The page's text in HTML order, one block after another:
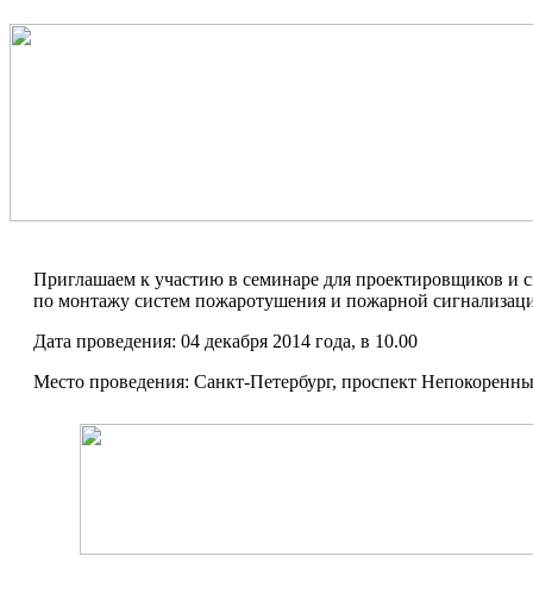
Приглашаем к участию в семинаре для проектировщиков и
по монтажу систем пожаротушения и пожарной
Дата проведения: 04 декабря 2014 года, в 10.00
Место проведения: Санкт-Петербург, проспект